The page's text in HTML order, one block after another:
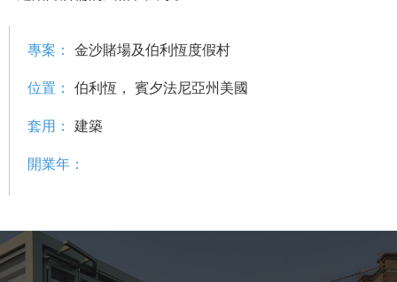
專案： 金沙賭場及伯利恆度假村
位置： 伯利恆， 賓夕法尼亞州美國
套用： 建築
開業年：